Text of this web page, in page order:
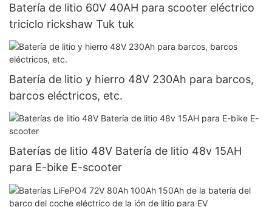
Batería de litio 60V 40AH para scooter eléctrico
triciclo rickshaw Tuk tuk
Batería de litio y hierro 48V 230Ah para barcos,
barcos eléctricos, etc.
Baterías de litio 48V Batería de litio 48v 15AH
para E-bike E-scooter